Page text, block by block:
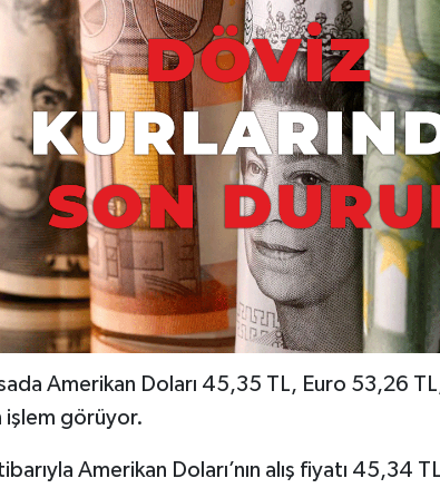
Amerikan Doları 45,35 TL, Euro 53,26
işlem görüyor.
Amerikan Doları’nın alış fiyatı 45,34